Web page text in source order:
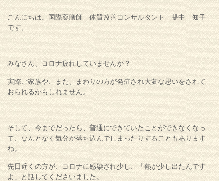
こんにちは。国際薬膳師 体質改善コンサルタント 提中 知子
です。
みなさん、コロナ疲れしていませんか？
実際ご家族や、また、まわりの方が発症され大変な思いをされて
おられるかもしれません。
そして、今までだったら、普通にできていたことができなくなっ
て、なんとなく気分が落ち込んでしまったりすることもあります
ね。
先日近くの方が、コロナに感染され少し、「熱が少し出たんです
よ」と話してくださいました。